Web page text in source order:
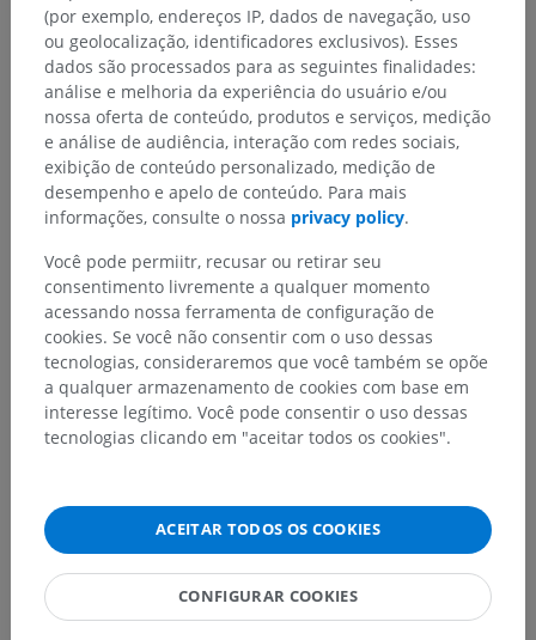
(por exemplo, endereços IP, dados de navegação, uso
ou geolocalização, identificadores exclusivos). Esses
dados são processados para as seguintes finalidades:
análise e melhoria da experiência do usuário e/ou
nossa oferta de conteúdo, produtos e serviços, medição
e análise de audiência, interação com redes sociais,
exibição de conteúdo personalizado, medição de
desempenho e apelo de conteúdo. Para mais
informações, consulte o nossa privacy policy.
Você pode permiitr, recusar ou retirar seu
consentimento livremente a qualquer momento
acessando nossa ferramenta de configuração de
cookies. Se você não consentir com o uso dessas
tecnologias, consideraremos que você também se opõe
a qualquer armazenamento de cookies com base em
interesse legítimo. Você pode consentir o uso dessas
tecnologias clicando em "aceitar todos os cookies".
ACEITAR TODOS OS COOKIES
CONFIGURAR COOKIES